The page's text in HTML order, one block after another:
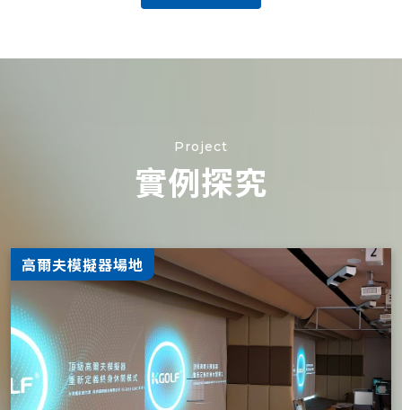
Project
實例探究
高爾夫模擬器場地